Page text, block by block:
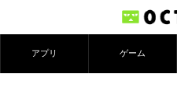
アプリ ゲーム